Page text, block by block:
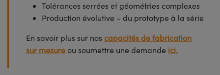
Tolérances serrées et géométries complexes
Production évolutive – du prototype à la série
En savoir plus sur nos capacités de fabrication
sur mesure ou soumettre une demande ici.